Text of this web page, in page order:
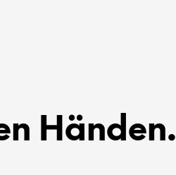
Händen.